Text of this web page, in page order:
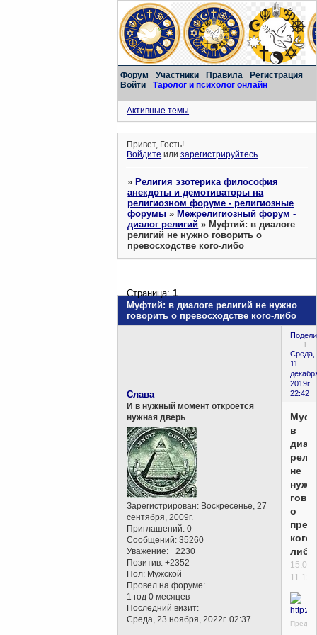
Форум Участники Правила
Регистрация
Войти
Таролог и психолог онлайн
Активные темы
Привет, Гость!
Войдите илизарегистрируйтесь.
»Религия эзотерика философия
анекдоты и демотиваторы на
религиозном форуме - религиозные
форумы »Межрелигиозный форум -
диалог религий »Муфтий: в диалоге
религий не нужно говорить о
превосходстве кого-либо
Муфтий: в диалоге религий не нужно
говорить о превосходстве кого-либо
Страница:1
1
Среда,
11
2019г.
22:42
Слава
И в нужный момент откроется
нужная дверь
Зарегистрирован: Воскресенье, 27
сентября, 2009г.
Приглашений: 0
Сообщений: 35260
Уважение: +2230
Позитив: +2352
Пол: Мужской
Провел на форуме:
1 год 0 месяцев
Последний визит:
Среда, 23 ноября, 2022г. 02:37
в
не
о
кого-
либо
15:04